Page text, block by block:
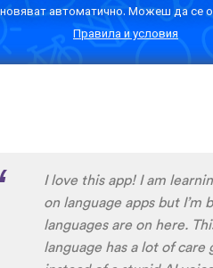
автоматично. Можеш да се
Правила и условия
Although I only
far. I have been playing
to navigate around the
When listening to the